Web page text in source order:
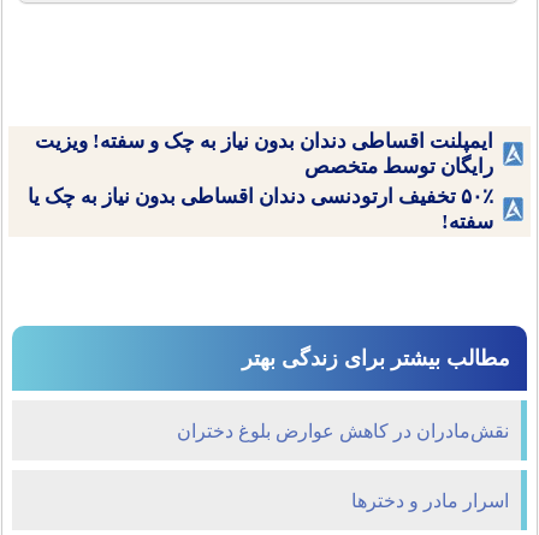
ایمپلنت اقساطی دندان بدون نیاز به چک و سفته! ویزیت
رایگان توسط متخصص
۵۰٪ تخفیف ارتودنسی دندان اقساطی بدون نیاز به چک یا
سفته!
مطالب بیشتر برای زندگی بهتر
نقش‌مادران در كاهش‌ عوارض بلوغ دختران
اسرار مادر و دخترها